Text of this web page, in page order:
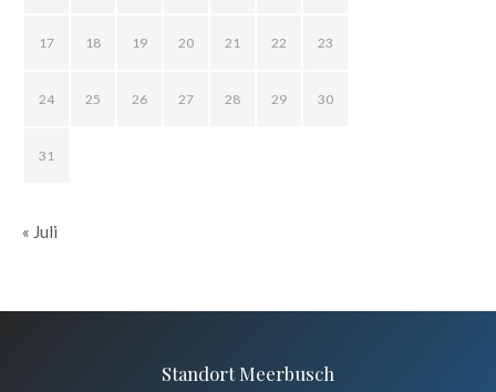
17 18 19 20 21 22 23
24 25 26 27 28 29 30
31
« Juli
Standort Meerbusch